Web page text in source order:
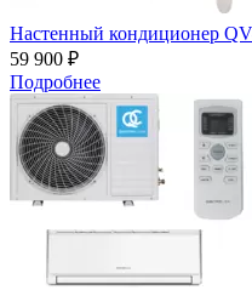
Настенный кондиционер
59 900 ₽
Подробнее